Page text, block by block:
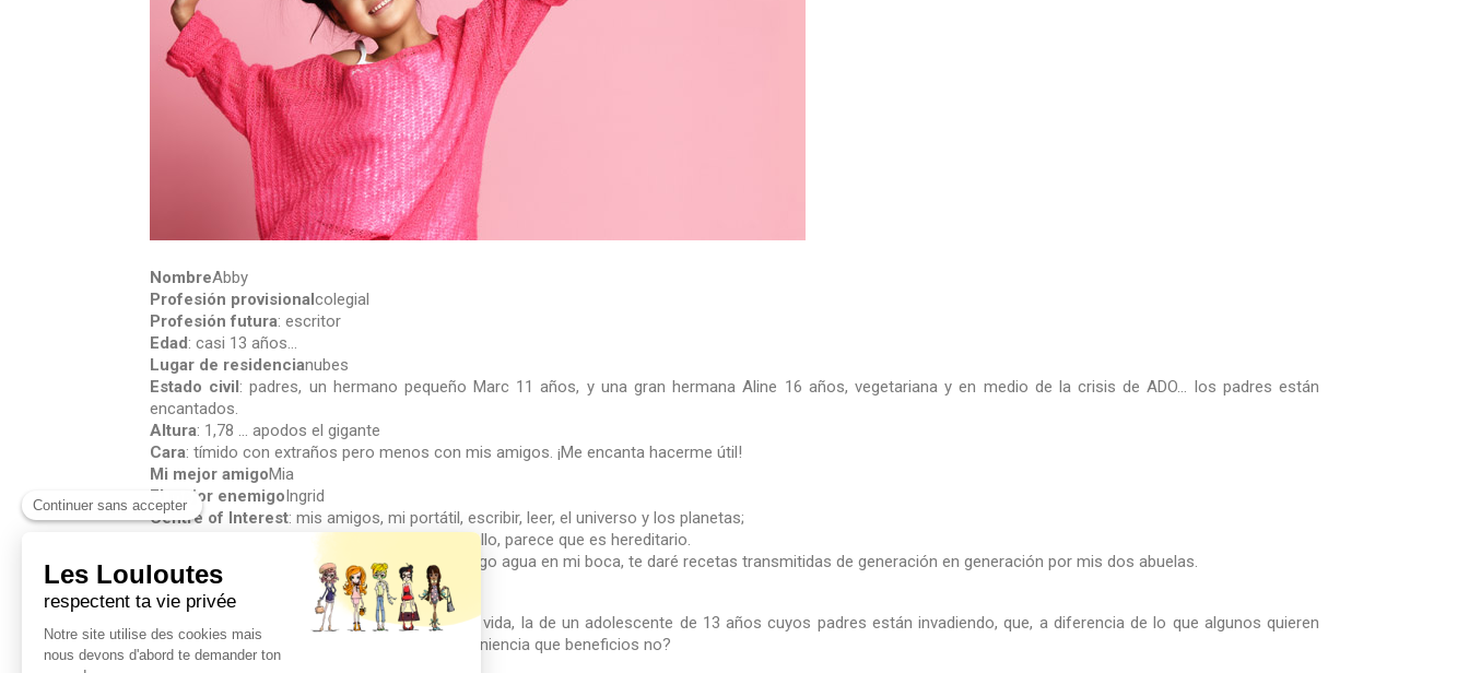
NombreAbby
Profesión provisionalcolegial
Profesión futura: escritor
Edad: casi 13 años...
Lugar de residencianubes
Estado civil: padres, un hermano pequeño Marc 11 años, y una gran hermana Aline 16 años, vegetariana y en medio de la crisis de ADO... los padres están
encantados.
Altura: 1,78 ... apodos el gigante
Cara: tímido con extraños pero menos con mis amigos. ¡Me encanta hacerme útil!
Mi mejor amigoMia
El mejor enemigoIngrid
Centre of Interest: mis amigos, mi portátil, escribir, leer, el universo y los planetas;
: un grano de belleza en el cuello, parece que es hereditario.
Dios mío
: muffins; nada más que escribir, tengo agua en mi boca, te daré recetas transmitidas de generación en generación por mis dos abuelas.
Ahora, volvamos a lo esencial, es decir, a mi vida, la de un adolescente de 13 años cuyos padres están invadiendo, que, a diferencia de lo que algunos quieren
hacernos creer, presenta mucho más inconveniencia que beneficios no?